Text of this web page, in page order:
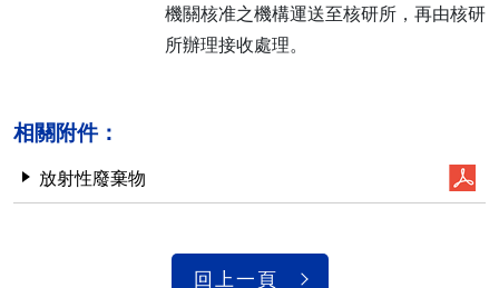
機關核准之機構運送至核研所，再由核研
所辦理接收處理。
相關附件：
放射性廢棄物
回上一頁